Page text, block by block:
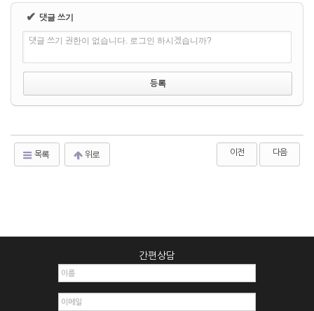
✔ 댓글 쓰기
댓글 쓰기 권한이 없습니다. 로그인 하시겠습니까?
목록 위로 이전 다음
간편상담